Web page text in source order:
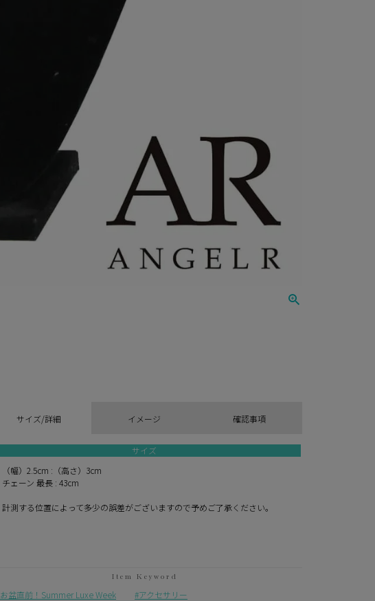
サイズ/詳細 イメージ 確認事項
サイズ
（幅）2.5cm :（高さ）3cm
チェーン 最長 : 43cm
計測する位置によって多少の誤差がございますので予めご了承ください。
お盆直前！Summer Luxe Week アクセサリー